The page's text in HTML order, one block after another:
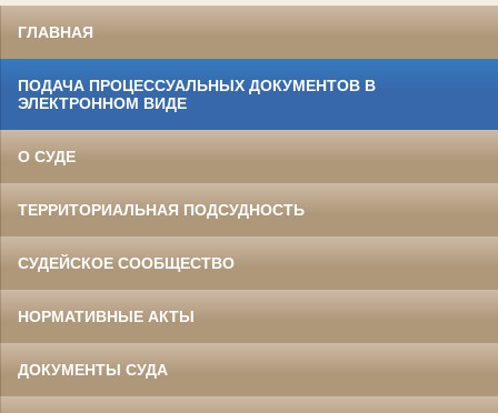
ГЛАВНАЯ
ПОДАЧА ПРОЦЕССУАЛЬНЫХ ДОКУМЕНТОВ В
ЭЛЕКТРОННОМ ВИДЕ
О СУДЕ
ТЕРРИТОРИАЛЬНАЯ ПОДСУДНОСТЬ
СУДЕЙСКОЕ СООБЩЕСТВО
НОРМАТИВНЫЕ АКТЫ
ДОКУМЕНТЫ СУДА